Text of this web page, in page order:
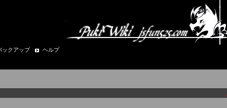
ックアップ ヘルプ
↑